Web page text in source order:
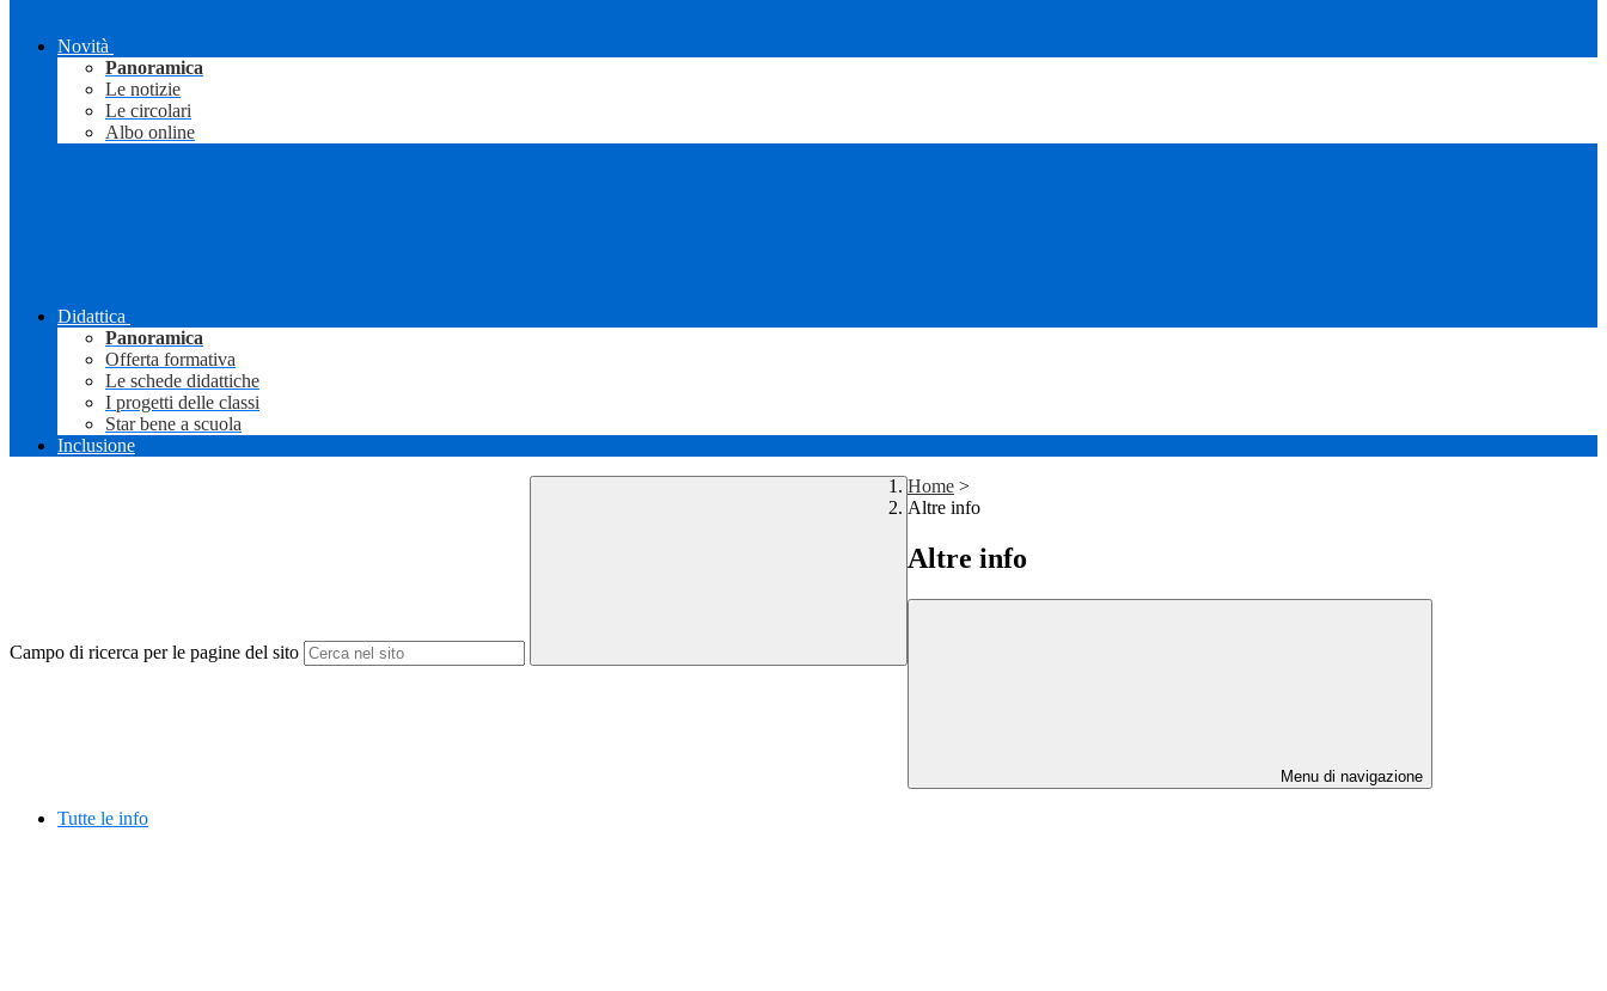
Novità
Panoramica
Le notizie
Le circolari
Albo online
Didattica
Panoramica
Offerta formativa
Le schede didattiche
I progetti delle classi
Star bene a scuola
Inclusione
Campo di ricerca per le pagine del sito
Home >
Altre info
Altre info
Menu di navigazione
Tutte le info